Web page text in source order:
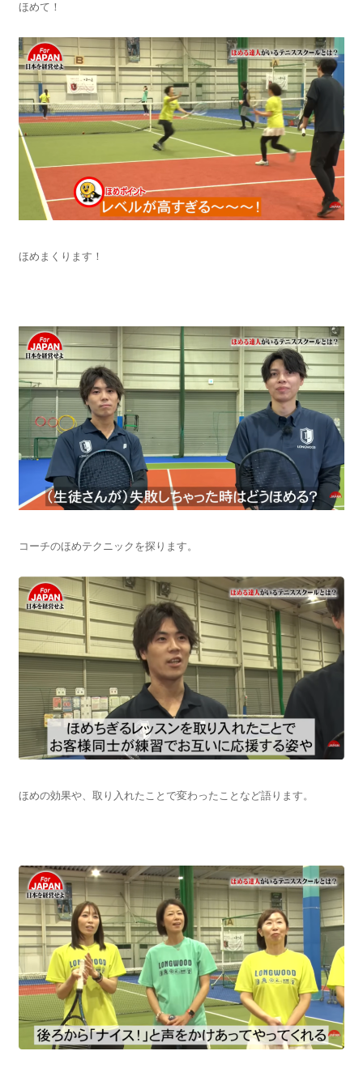
ほめて！
ほめまくります！
コーチのほめテクニックを探ります。
ほめの効果や、取り入れたことで変わったことなど語ります。